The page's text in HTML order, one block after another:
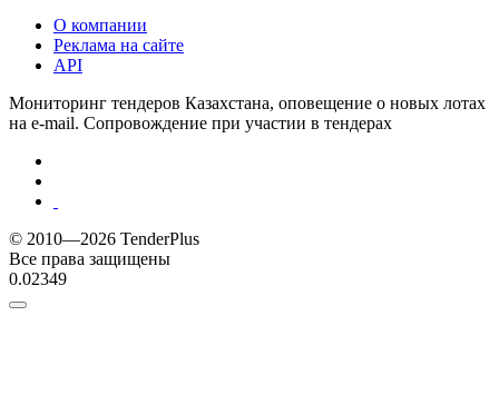
О компании
Реклама на сайте
API
Мониторинг тендеров Казахстана, оповещение о новых лотах
на e-mail. Сопровождение при участии в тендерах
© 2010—2026 TenderPlus
Все права защищены
0.02349